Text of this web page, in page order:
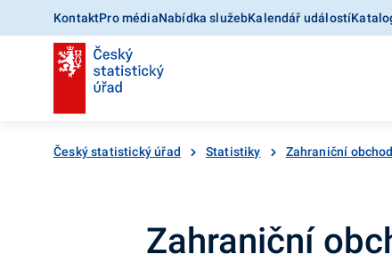
KontaktPro médiaNabídka služebKalendář událostí
Český statistický úřad Statistiky Zahraniční obchod
Zahraniční